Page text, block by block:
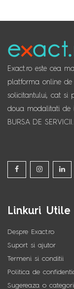
Exact.ro este cea
platforma online
solicitantului, cat si
doua modalitati de
BURSA DE SERVICII.
Linkuri Utile
Despre Exact.ro
Suport si ajutor
Termeni si conditii
Politica de
Sugereaza o